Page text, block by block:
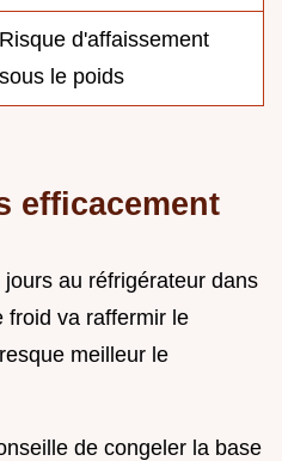
Risque d'affaissement
sous le poids
efficacement
au réfrigérateur dans
froid va raffermir le
meilleur le
de congeler la base